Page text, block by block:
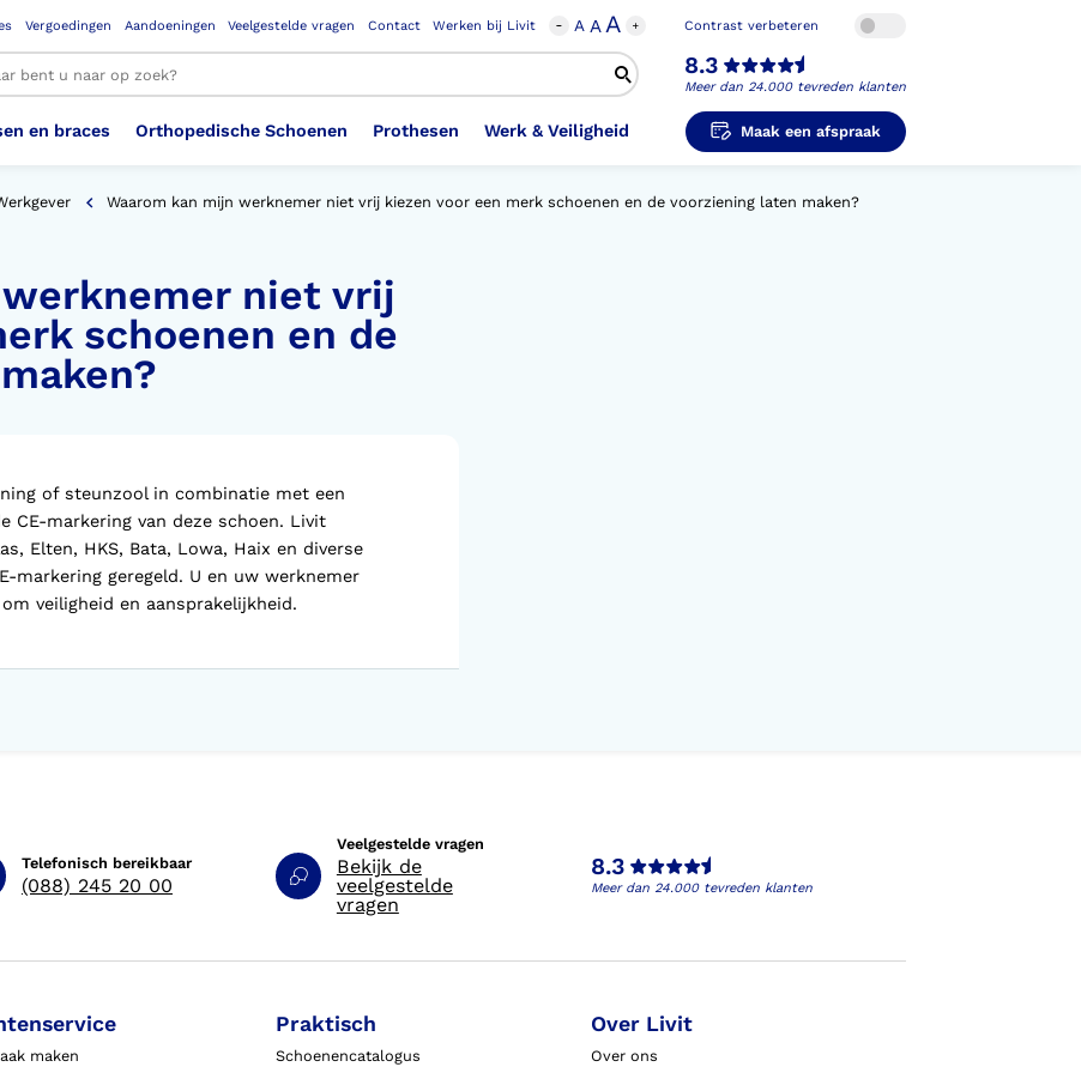
Vergoedingen Aandoeningen Veelgestelde vragen Contact Werken bij Livit A AA Contrast verbeteren
8.3
Meer dan 24.000 tevreden klanten
Therapeutisch Elastische
Kousen (klasse 2)
3D geprinte steunzolen
en braces
Been Knie
Hoofd Nek
Orthopedische Schoenen
Orthopedische Schoenen OSA
Badschoenen
Prothesen
Bovenbeenprothese
Hand & Vinger prothese
Werk & Veiligheid
Veiligheidsschoenen –
Werknemer
Maak een afspraak
Waarom kan mijn werknemer niet vrij kiezen voor een merk schoenen en de voorziening laten maken?
niet vrij
schoenen en de
of steunzool in combinatie met een
CE-markering van deze schoen. Livit
Elten, HKS, Bata, Lowa, Haix en diverse
markering geregeld. U en uw werknemer
veiligheid en aansprakelijkheid.
Telefonisch bereikbaar
(088) 245 20 00
Veelgestelde vragen
Bekijk de
veelgestelde
vragen
8.3
Meer dan 24.000 tevreden klanten
maken
Praktisch
Schoenencatalogus
Over Livit
Over ons